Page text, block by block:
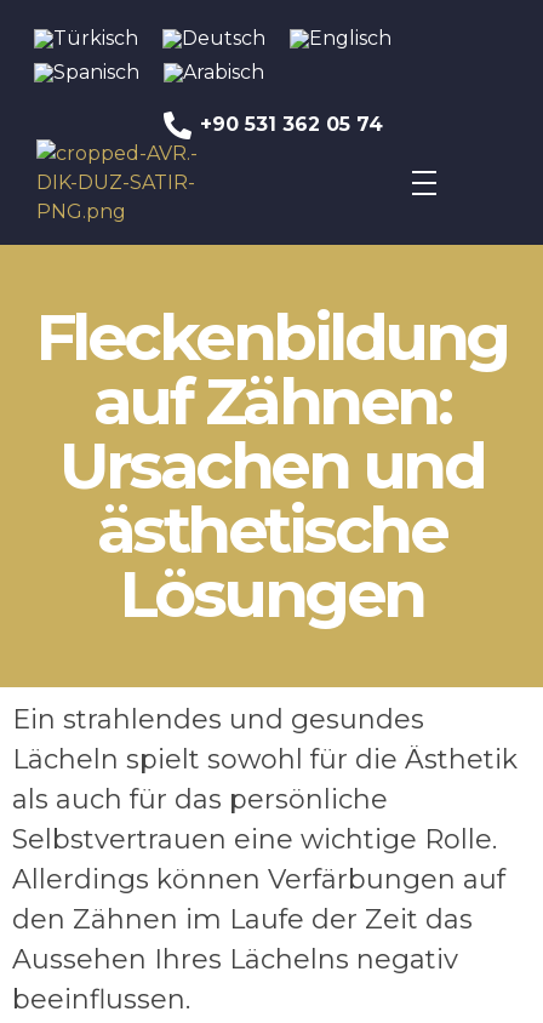
+90 531 362 05 74
Avrupa UBK Dental Bayrampaşa
Fleckenbildung
auf Zähnen:
Ursachen und
ästhetische
Lösungen
Ein strahlendes und gesundes
Lächeln spielt sowohl für die Ästhetik
als auch für das persönliche
Selbstvertrauen eine wichtige Rolle.
Allerdings können Verfärbungen auf
den Zähnen im Laufe der Zeit das
Aussehen Ihres Lächelns negativ
beeinflussen.